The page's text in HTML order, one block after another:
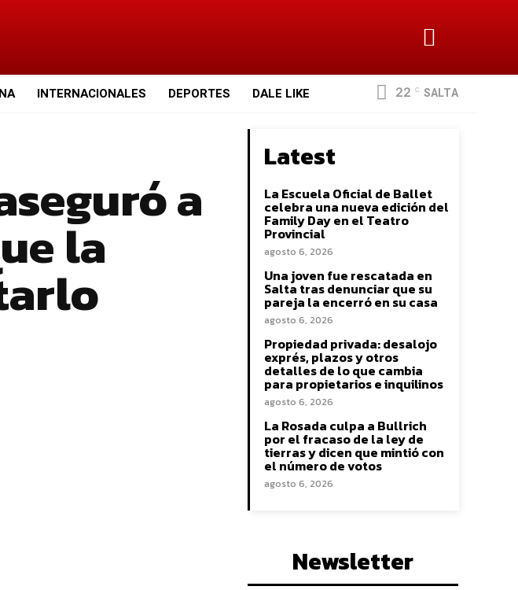
INTERNACIONALES DEPORTES DALE LIKE 22 C SALTA
a
la
Latest
La Escuela Oficial de Ballet
celebra una nueva edición del
Family Day en el Teatro
Provincial
agosto 6, 2026
Una joven fue rescatada en
Salta tras denunciar que su
pareja la encerró en su casa
agosto 6, 2026
Propiedad privada: desalojo
exprés, plazos y otros
detalles de lo que cambia
para propietarios e inquilinos
agosto 6, 2026
La Rosada culpa a Bullrich
por el fracaso de la ley de
tierras y dicen que mintió con
el número de votos
agosto 6, 2026
Newsletter